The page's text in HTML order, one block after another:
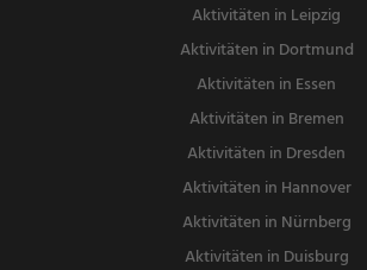
Aktivitäten in Leipzig
Aktivitäten in Dortmund
Aktivitäten in Essen
Aktivitäten in Bremen
Aktivitäten in Dresden
Aktivitäten in Hannover
Aktivitäten in Nürnberg
Aktivitäten in Duisburg